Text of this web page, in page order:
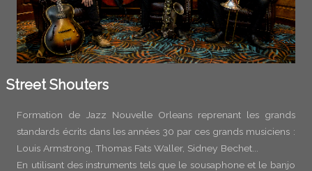
Street Shouters
Formation de Jazz Nouvelle Orleans reprenant les grands
standards écrits dans les années 30 par ces grands musiciens :
Louis Armstrong, Thomas Fats Waller, Sidney Bechet...
En utilisant des instruments tels que le sousaphone et le banjo